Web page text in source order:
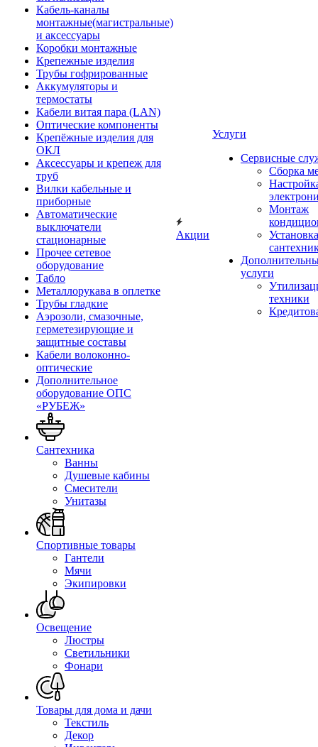
Кабель-каналы
монтажные(магистральные)
и аксессуары
Коробки монтажные
Крепежные изделия
Трубы гофрированные
Аккумуляторы и
термостаты
Кабели витая пара (LAN)
Оптические компоненты
Крепёжные изделия для
ОКЛ
Аксессуары и крепеж для
труб
Вилки кабельные и
приборные
Автоматические
выключатели
стационарные
Прочее сетевое
оборудование
Табло
Металлорукава в оплетке
Трубы гладкие
Аэрозоли, смазочные,
герметезирующие и
защитные составы
Кабели волоконно-
оптические
Дополнительное
оборудование ОПС
«РУБЕЖ»
Сантехника
Ванны
Душевые кабины
Смесители
Унитазы
Спортивные товары
Гантели
Мячи
Экипировки
Освещение
Люстры
Светильники
Фонари
Товары для дома и дачи
Текстиль
Декор
Акции
Услуги
Сервисные
Сборка
Монтаж
Установка
услуги
техники